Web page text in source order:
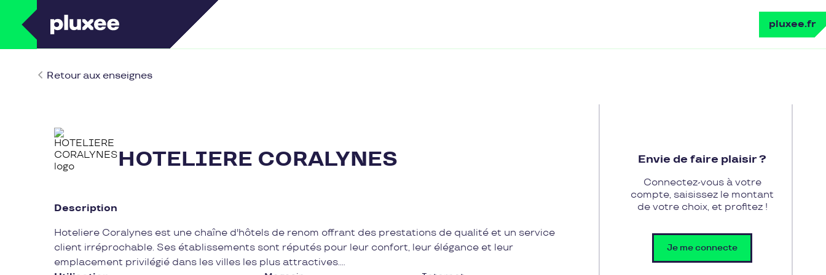
pluxee.fr
Retour aux enseignes
HOTELIERE CORALYNES
Description
Hoteliere Coralynes est une chaîne d'hôtels de renom offrant des prestations de qualité et un service
client irréprochable. Ses établissements sont réputés pour leur confort, leur élégance et leur
emplacement privilégié dans les villes les plus attractives.
Envie de faire plaisir ?
Connectez-vous à votre
compte, saisissez le montant
de votre choix, et profitez !
Je me connecte